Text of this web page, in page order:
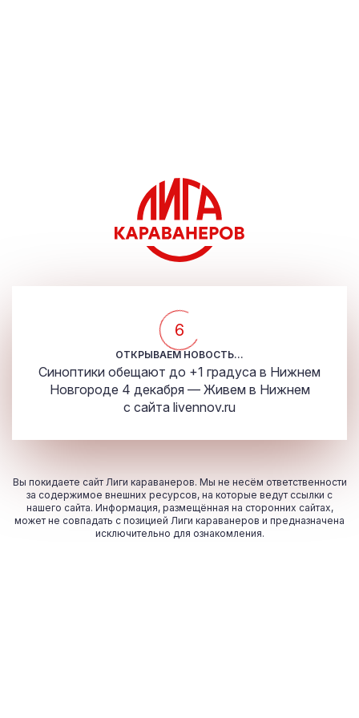
5
ОТКРЫВАЕМ НОВОСТЬ...
Синоптики обещают до +1 градуса в Нижнем
Новгороде 4 декабря — Живем в Нижнем
с сайта livennov.ru
Вы покидаете сайт Лиги караванеров. Мы не несём ответственности
за содержимое внешних ресурсов, на которые ведут ссылки с
нашего сайта. Информация, размещённая на сторонних сайтах,
может не совпадать с позицией Лиги караванеров и предназначена
исключительно для ознакомления.